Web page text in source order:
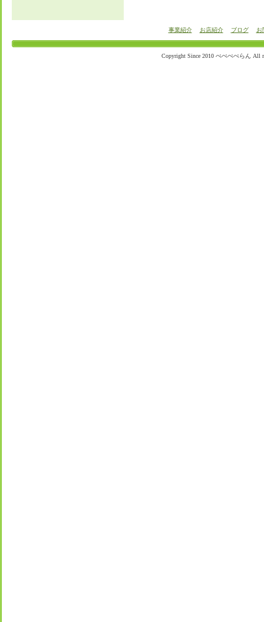
事業紹介 お店紹介 ブログ お
Copyright Since 2010 ぺぺぺぺらん All